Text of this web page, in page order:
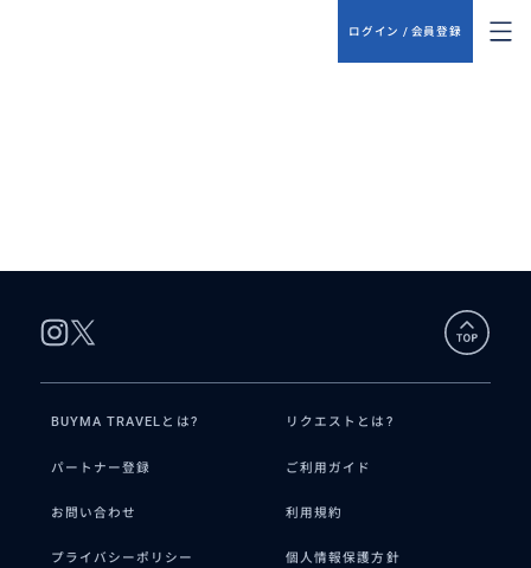
ログイン / 会員登録
BUYMA TRAVELとは? リクエストとは?
パートナー登録 ご利用ガイド
お問い合わせ 利用規約
プライバシーポリシー 個人情報保護方針